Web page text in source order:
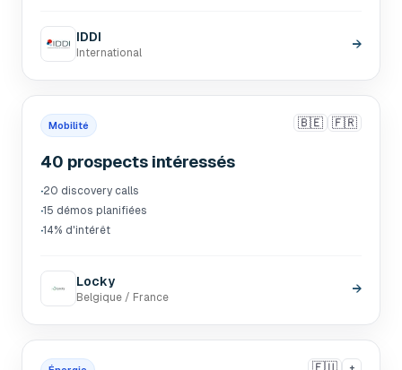
IDDI
International
→
Mobilité 🇧🇪 🇫🇷
40 prospects intéressés
·20 discovery calls
·15 démos planifiées
·14% d'intérêt
Locky
Belgique / France
→
+